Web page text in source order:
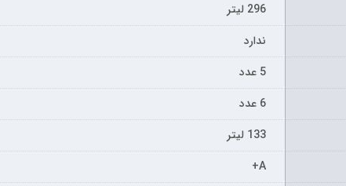
296 لیتر
ندارد
5 عدد
6 عدد
133 لیتر
A+